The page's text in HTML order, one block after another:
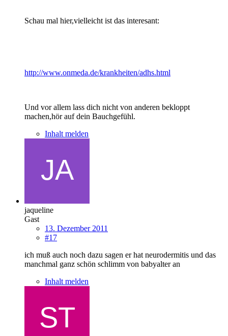
Schau mal hier,vielleicht ist das interesant:
http://www.onmeda.de/krankheiten/adhs.html
Und vor allem lass dich nicht von anderen bekloppt
machen,hör auf dein Bauchgefühl.
Inhalt melden
jaqueline
Gast
13. Dezember 2011
#17
ich muß auch noch dazu sagen er hat neurodermitis und das
manchmal ganz schön schlimm von babyalter an
Inhalt melden